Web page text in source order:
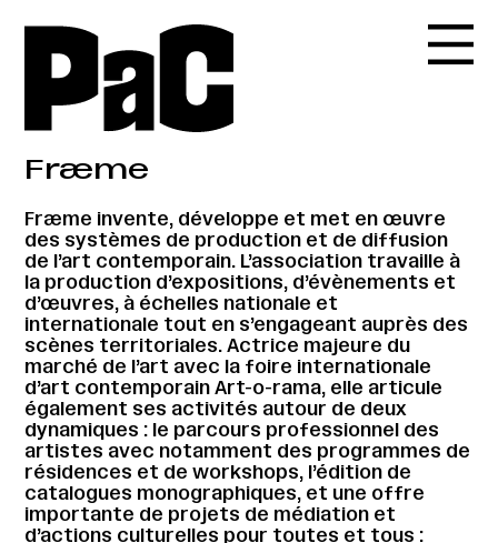
Fræme
Fræme invente, développe et met en œuvre
des systèmes de production et de diffusion
de l’art contemporain. L’association travaille à
la production d’expositions, d’évènements et
d’œuvres, à échelles nationale et
internationale tout en s’engageant auprès des
scènes territoriales. Actrice majeure du
marché de l’art avec la foire internationale
d’art contemporain Art-o-rama, elle articule
également ses activités autour de deux
dynamiques : le parcours professionnel des
artistes avec notamment des programmes de
résidences et de workshops, l’édition de
catalogues monographiques, et une offre
importante de projets de médiation et
d’actions culturelles pour toutes et tous :